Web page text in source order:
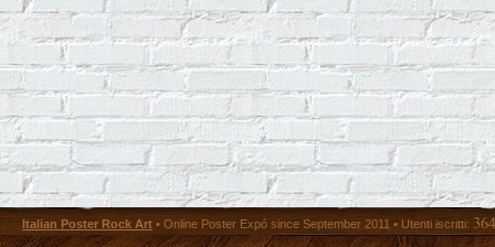
Italian Poster Rock Art • Online Poster Expó since September 2011 • Utenti iscritti: 364